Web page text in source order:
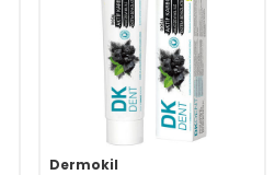
Dermokil